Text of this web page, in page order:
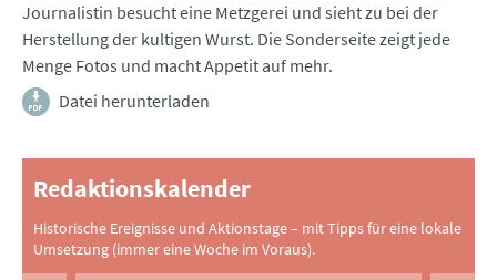
Journalistin besucht eine Metzgerei und sieht zu bei der
Herstellung der kultigen Wurst. Die Sonderseite zeigt jede
Menge Fotos und macht Appetit auf mehr.
Datei herunterladen
Redaktionskalender
Historische Ereignisse und Aktionstage – mit Tipps für eine lokale
Umsetzung (immer eine Woche im Voraus).